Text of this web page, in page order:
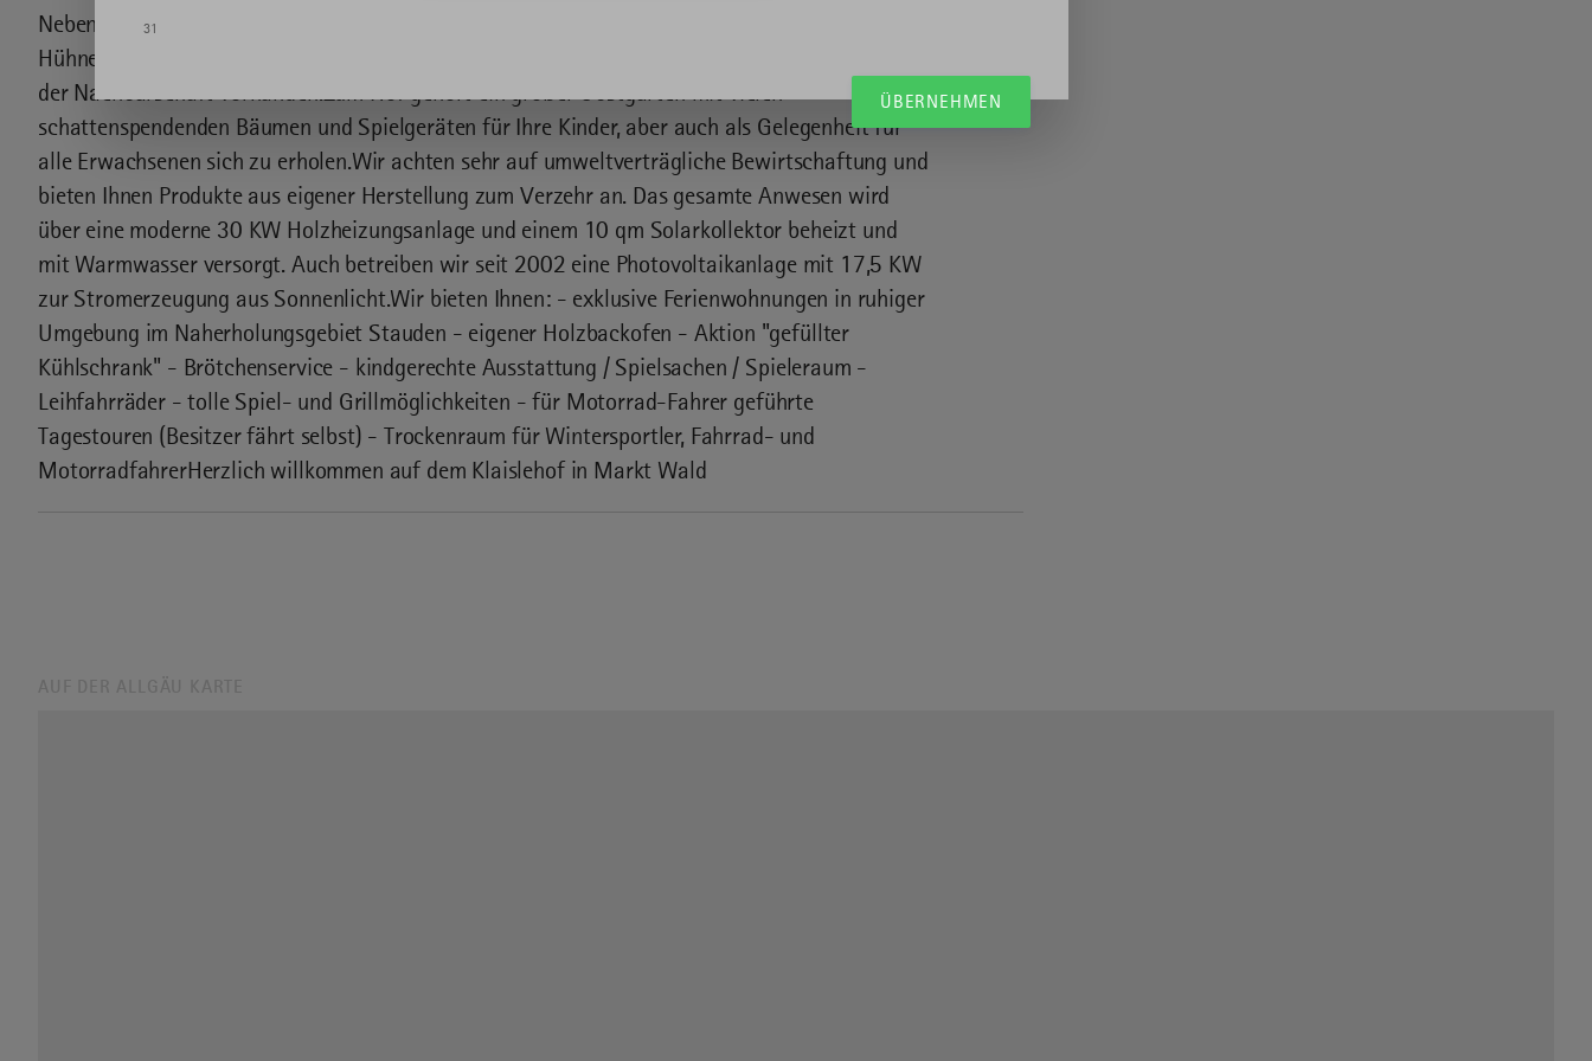
31
ÜBERNEHMEN
Nebenerwerb, darum halten wir keine Milchkühe mehr, sondern Schafe, Ziegen,
Hühner,Stallhasen und auch Mutterkühe mit Kälbern auf dem Hof. Reitmöglichkeiten sind in
der Nachbarschaft vorhanden.Zum Hof gehört ein großer Obstgarten mit vielen
schattenspendenden Bäumen und Spielgeräten für Ihre Kinder, aber auch als Gelegenheit für
alle Erwachsenen sich zu erholen.Wir achten sehr auf umweltverträgliche Bewirtschaftung und
bieten Ihnen Produkte aus eigener Herstellung zum Verzehr an. Das gesamte Anwesen wird
über eine moderne 30 KW Holzheizungsanlage und einem 10 qm Solarkollektor beheizt und
mit Warmwasser versorgt. Auch betreiben wir seit 2002 eine Photovoltaikanlage mit 17,5 KW
zur Stromerzeugung aus Sonnenlicht.Wir bieten Ihnen: - exklusive Ferienwohnungen in ruhiger
Umgebung im Naherholungsgebiet Stauden - eigener Holzbackofen - Aktion "gefüllter
Kühlschrank" - Brötchenservice - kindgerechte Ausstattung / Spielsachen / Spieleraum -
Leihfahrräder - tolle Spiel- und Grillmöglichkeiten - für Motorrad-Fahrer geführte
Tagestouren (Besitzer fährt selbst) - Trockenraum für Wintersportler, Fahrrad- und
MotorradfahrerHerzlich willkommen auf dem Klaislehof in Markt Wald